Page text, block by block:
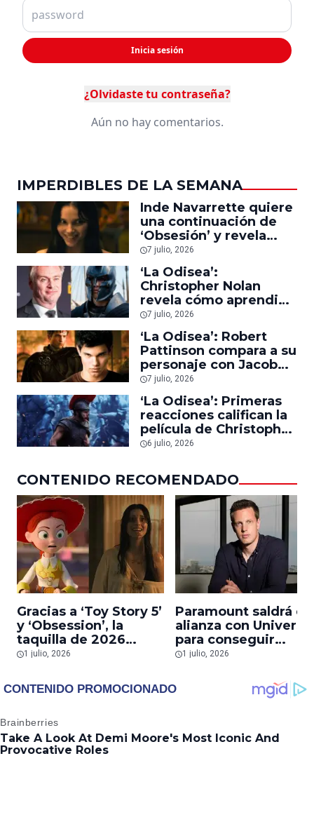
Inicia sesión
¿Olvidaste tu contraseña?
Aún no hay comentarios.
IMPERDIBLES DE LA SEMANA
Inde Navarrette quiere
una continuación de
‘Obsesión’ y revela
cómo le gustaría que
fuera
7 julio, 2026
‘La Odisea’:
Christopher Nolan
revela cómo aprendió
a confiar en su
interpretación de una
historia de 3,000 años
de antigüedad
7 julio, 2026
‘La Odisea’: Robert
Pattinson compara a su
personaje con Jacob
de ‘Crepúsculo’ y dice
que la gente se pondrá
de su lado
7 julio, 2026
‘La Odisea’: Primeras
reacciones califican la
película de Christopher
Nolan como
perfecta’
6 julio, 2026
CONTENIDO RECOMENDADO
Gracias a ‘Toy Story 5’
y ‘Obsession’, la
taquilla de 2026
impulsa nuevas
tras años de crisis en
la industria
1 julio, 2026
Paramount saldrá de
alianza con Universal
para conseguir
aprobación europea
Discovery
1 julio, 2026